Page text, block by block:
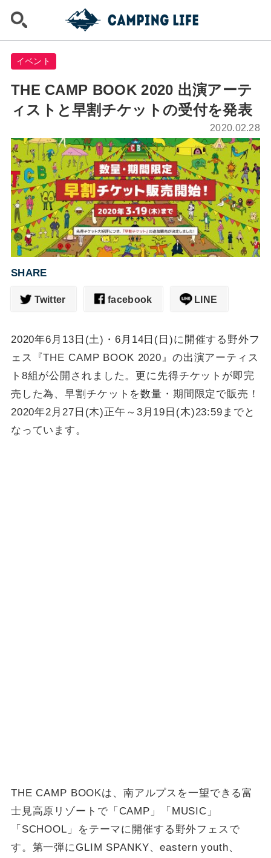
イベント
THE CAMP BOOK 2020 出演アーテ
ィストと早割チケットの受付を発表
2020.02.28
SHARE
Twitter facebook LINE
2020年6月13日(土)・6月14日(日)に開催する野外フ
ェス『THE CAMP BOOK 2020』の出演アーティス
ト8組が公開されました。更に先得チケットが即完
売した為、早割チケットを数量・期間限定で販売！
2020年2月27日(木)正午～3月19日(木)23:59までと
なっています。
THE CAMP BOOKは、南アルプスを一望できる富
士見高原リゾートで「CAMP」「MUSIC」
「SCHOOL」をテーマに開催する野外フェスで
す。第一弾にGLIM SPANKY、eastern youth、